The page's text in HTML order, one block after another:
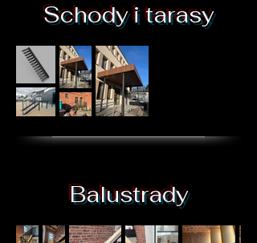
Schody i tarasy
Balustrady